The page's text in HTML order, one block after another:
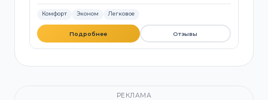
Комфорт Эконом Легковое
Подробнее Отзывы
РЕКЛАМА